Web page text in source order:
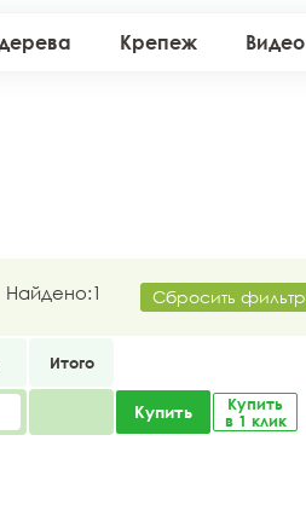
Крепеж Видео
Найдено:1 Сбросить фильтр
Итого
Купить
Купить
в 1 клик